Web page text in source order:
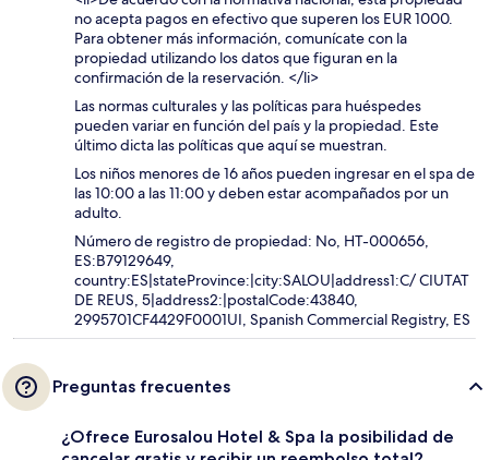
no acepta pagos en efectivo que superen los EUR 1000.
Para obtener más información, comunícate con la
propiedad utilizando los datos que figuran en la
confirmación de la reservación. </li>
Las normas culturales y las políticas para huéspedes
pueden variar en función del país y la propiedad. Este
último dicta las políticas que aquí se muestran.
Los niños menores de 16 años pueden ingresar en el spa de
las 10:00 a las 11:00 y deben estar acompañados por un
adulto.
Número de registro de propiedad: No, HT-000656,
ES:B79129649,
country:ES|stateProvince:|city:SALOU|address1:C/ CIUTAT
DE REUS, 5|address2:|postalCode:43840,
2995701CF4429F0001UI, Spanish Commercial Registry, ES
Preguntas frecuentes
¿Ofrece Eurosalou Hotel & Spa la posibilidad de